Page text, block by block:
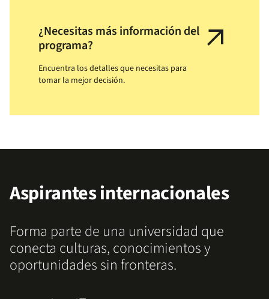
¿Necesitas más información del
programa?
Encuentra los detalles que necesitas para
tomar la mejor decisión.
arrow_outward
Aspirantes internacionales
Forma parte de una universidad que
conecta culturas, conocimientos y
oportunidades sin fronteras.